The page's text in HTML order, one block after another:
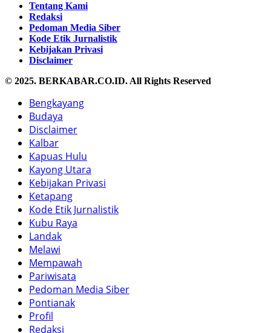
Tentang Kami
Redaksi
Pedoman Media Siber
Kode Etik Jurnalistik
Kebijakan Privasi
Disclaimer
© 2025. BERKABAR.CO.ID. All Rights Reserved
Bengkayang
Budaya
Disclaimer
Kalbar
Kapuas Hulu
Kayong Utara
Kebijakan Privasi
Ketapang
Kode Etik Jurnalistik
Kubu Raya
Landak
Melawi
Mempawah
Pariwisata
Pedoman Media Siber
Pontianak
Profil
Redaksi